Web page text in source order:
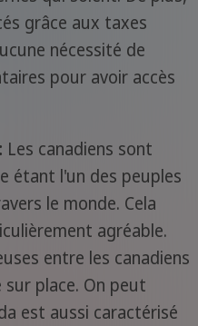
grâce aux taxes
nécessité de
pour avoir accès
Les canadiens sont
étant l'un des peuples
le monde. Cela
agréable.
entre les canadiens
place. On peut
est aussi caractérisé